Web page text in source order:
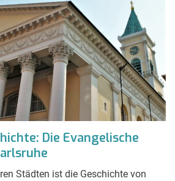
Die Evangelische
Städten ist die Geschichte von